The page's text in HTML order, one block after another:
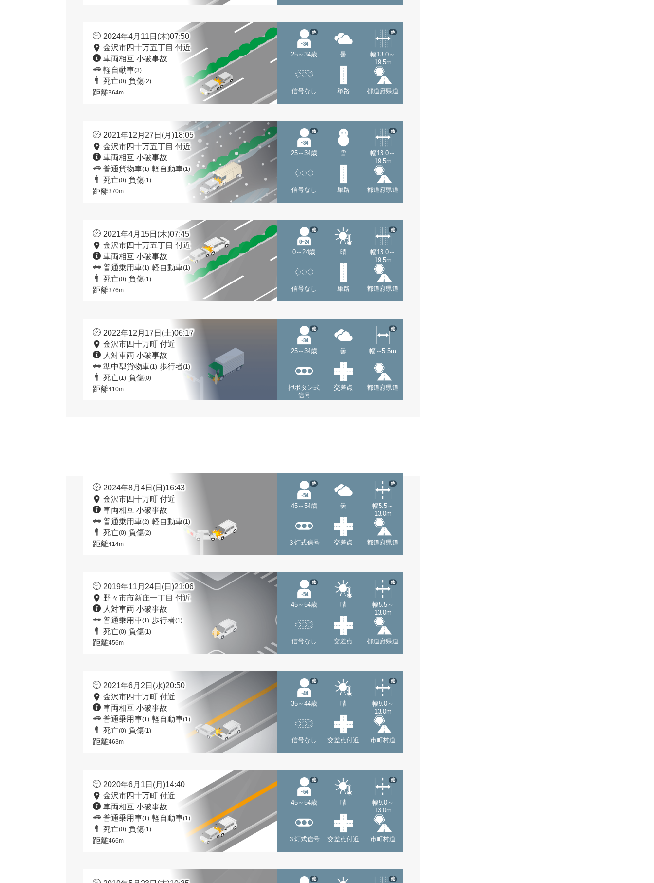
2024年4月11日(木)07:50
金沢市四十万五丁目 付近
車両相互 小破事故
軽自動車(3)
死亡(0) 負傷(2)
距離364m
25～34歳
他
曇
幅13.0～
19.5m
他
信号なし 単路 都道府県道
2021年12月27日(月)18:05
金沢市四十万五丁目 付近
車両相互 小破事故
普通貨物車(1) 軽自動車(1)
死亡(0) 負傷(1)
距離370m
25～34歳
他
雪
幅13.0～
19.5m
他
信号なし 単路 都道府県道
2021年4月15日(木)07:45
金沢市四十万五丁目 付近
車両相互 小破事故
普通乗用車(1) 軽自動車(1)
死亡(0) 負傷(1)
距離376m
0～24歳
他
晴
幅13.0～
19.5m
他
信号なし 単路 都道府県道
2022年12月17日(土)06:17
金沢市四十万町 付近
人対車両 小破事故
準中型貨物車(1) 歩行者(1)
死亡(1) 負傷(0)
距離410m
25～34歳
他
曇 幅～5.5m
他
押ボタン式
信号
交差点 都道府県道
2024年8月4日(日)16:43
金沢市四十万町 付近
車両相互 小破事故
普通乗用車(2) 軽自動車(1)
死亡(0) 負傷(2)
距離414m
45～54歳
他
曇
幅5.5～
13.0m
他
３灯式信号 交差点 都道府県道
2019年11月24日(日)21:06
野々市市新庄一丁目 付近
人対車両 小破事故
普通乗用車(1) 歩行者(1)
死亡(0) 負傷(1)
距離456m
45～54歳
他
晴
幅5.5～
13.0m
他
信号なし 交差点 都道府県道
2021年6月2日(水)20:50
金沢市四十万町 付近
車両相互 小破事故
普通乗用車(1) 軽自動車(1)
死亡(0) 負傷(1)
距離463m
35～44歳
他
晴
幅9.0～
13.0m
他
信号なし 交差点付近 市町村道
2020年6月1日(月)14:40
金沢市四十万町 付近
車両相互 小破事故
普通乗用車(1) 軽自動車(1)
死亡(0) 負傷(1)
距離466m
45～54歳
他
晴
幅9.0～
13.0m
他
３灯式信号 交差点付近 市町村道
他 他